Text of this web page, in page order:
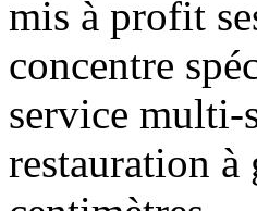
mis à profit
concentre
service multi-
restauration à